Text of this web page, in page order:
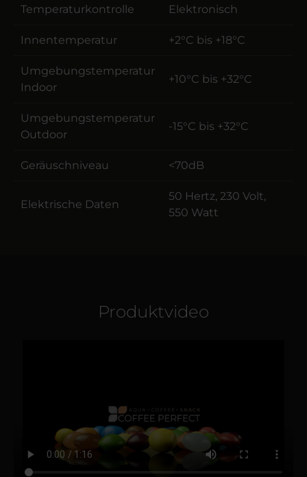
Temperaturkontrolle Elektronisch
Innentemperatur +2°C bis +18°C
Umgebungstemperatur
Indoor
+10°C bis +32°C
Umgebungstemperatur
Outdoor
-15°C bis +32°C
Geräuschniveau <70dB
Elektrische Daten
50 Hertz, 230 Volt,
550 Watt
Produktvideo